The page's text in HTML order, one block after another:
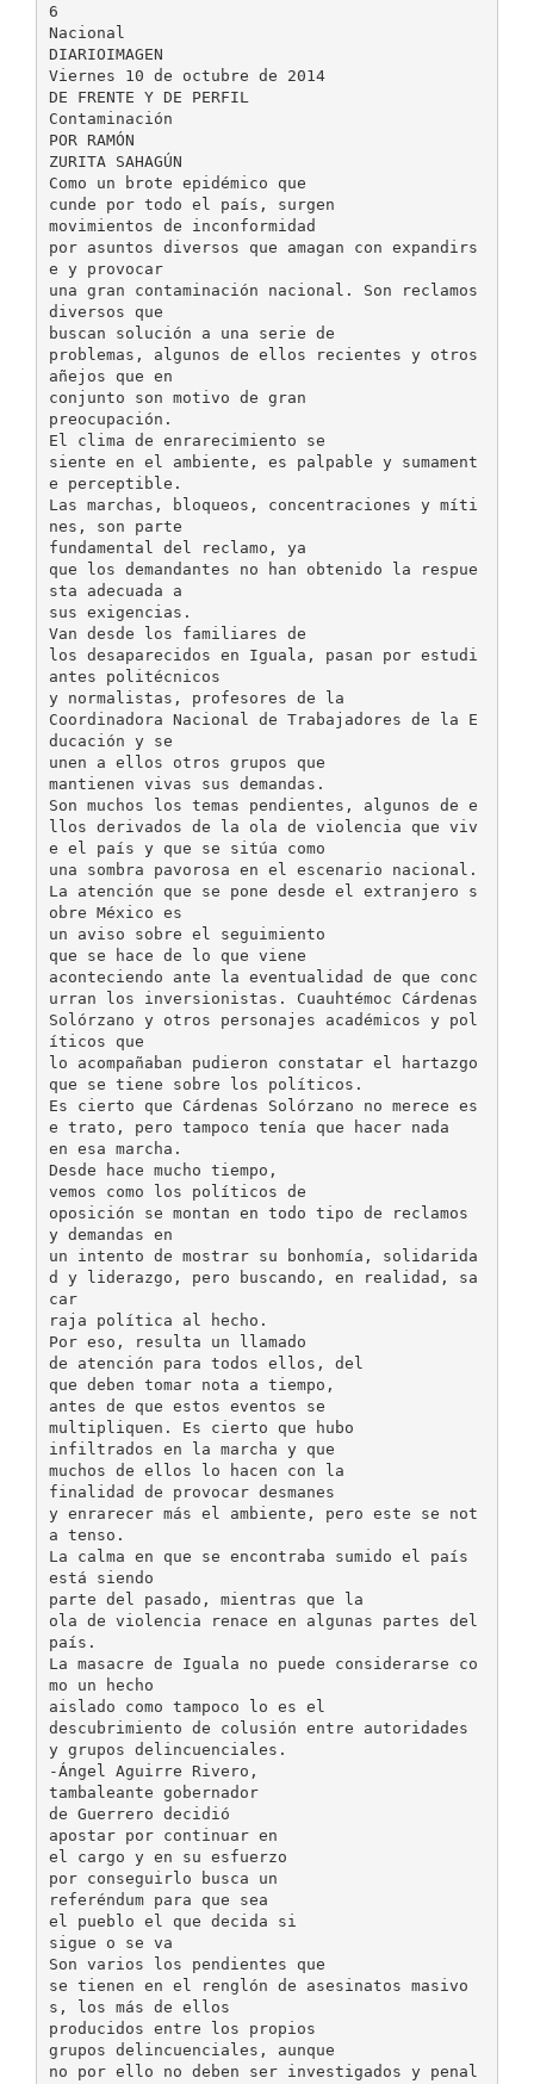
6
Nacional
DIARIOIMAGEN
Viernes 10 de octubre de 2014
DE FRENTE Y DE PERFIL
Contaminación
POR RAMÓN
ZURITA SAHAGÚN
Como un brote epidémico que
cunde por todo el país, surgen
movimientos de inconformidad
por asuntos diversos que amagan con expandirs
e y provocar
una gran contaminación nacional. Son reclamos
diversos que
buscan solución a una serie de
problemas, algunos de ellos recientes y otros
añejos que en
conjunto son motivo de gran
preocupación.
El clima de enrarecimiento se
siente en el ambiente, es palpable y sumament
e perceptible.
Las marchas, bloqueos, concentraciones y míti
nes, son parte
fundamental del reclamo, ya
que los demandantes no han obtenido la respue
sta adecuada a
sus exigencias.
Van desde los familiares de
los desaparecidos en Iguala, pasan por estudi
antes politécnicos
y normalistas, profesores de la
Coordinadora Nacional de Trabajadores de la E
ducación y se
unen a ellos otros grupos que
mantienen vivas sus demandas.
Son muchos los temas pendientes, algunos de e
llos derivados de la ola de violencia que viv
e el país y que se sitúa como
una sombra pavorosa en el escenario nacional.
La atención que se pone desde el extranjero s
obre México es
un aviso sobre el seguimiento
que se hace de lo que viene
aconteciendo ante la eventualidad de que conc
urran los inversionistas. Cuauhtémoc Cárdenas
Solórzano y otros personajes académicos y pol
íticos que
lo acompañaban pudieron constatar el hartazgo
que se tiene sobre los políticos.
Es cierto que Cárdenas Solórzano no merece es
e trato, pero tampoco tenía que hacer nada
en esa marcha.
Desde hace mucho tiempo,
vemos como los políticos de
oposición se montan en todo tipo de reclamos
y demandas en
un intento de mostrar su bonhomía, solidarida
d y liderazgo, pero buscando, en realidad, sa
car
raja política al hecho.
Por eso, resulta un llamado
de atención para todos ellos, del
que deben tomar nota a tiempo,
antes de que estos eventos se
multipliquen. Es cierto que hubo
infiltrados en la marcha y que
muchos de ellos lo hacen con la
finalidad de provocar desmanes
y enrarecer más el ambiente, pero este se not
a tenso.
La calma en que se encontraba sumido el país
está siendo
parte del pasado, mientras que la
ola de violencia renace en algunas partes del
país.
La masacre de Iguala no puede considerarse co
mo un hecho
aislado como tampoco lo es el
descubrimiento de colusión entre autoridades
y grupos delincuenciales.
-Ángel Aguirre Rivero,
tambaleante gobernador
de Guerrero decidió
apostar por continuar en
el cargo y en su esfuerzo
por conseguirlo busca un
referéndum para que sea
el pueblo el que decida si
sigue o se va
Son varios los pendientes que
se tienen en el renglón de asesinatos masivo
s, los más de ellos
producidos entre los propios
grupos delincuenciales, aunque
no por ello no deben ser investigados y penal